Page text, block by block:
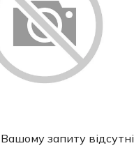
запиту відсутні